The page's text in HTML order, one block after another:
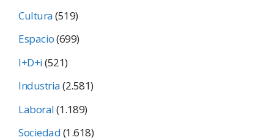
Cultura(519)
Espacio(699)
I+D+i(521)
Industria(2.581)
Laboral(1.189)
Sociedad(1.618)